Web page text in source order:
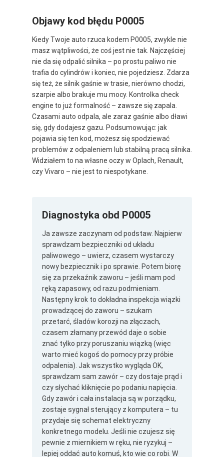
Objawy kod błędu P0005
Kiedy Twoje auto rzuca kodem P0005, zwykle nie
masz wątpliwości, że coś jest nie tak. Najczęściej
nie da się odpalić silnika – po prostu paliwo nie
trafia do cylindrów i koniec, nie pojedziesz. Zdarza
się też, że silnik gaśnie w trasie, nierówno chodzi,
szarpie albo brakuje mu mocy. Kontrolka check
engine to już formalność – zawsze się zapala.
Czasami auto odpala, ale zaraz gaśnie albo dławi
się, gdy dodajesz gazu. Podsumowując: jak
pojawia się ten kod, możesz się spodziewać
problemów z odpaleniem lub stabilną pracą silnika.
Widziałem to na własne oczy w Oplach, Renault,
czy Vivaro – nie jest to niespotykane.
Diagnostyka obd P0005
Ja zawsze zaczynam od podstaw. Najpierw
sprawdzam bezpieczniki od układu
paliwowego – uwierz, czasem wystarczy
nowy bezpiecznik i po sprawie. Potem biorę
się za przekaźnik zaworu – jeśli mam pod
ręką zapasowy, od razu podmieniam.
Następny krok to dokładna inspekcja wiązki
prowadzącej do zaworu – szukam
przetarć, śladów korozji na złączach,
czasem złamany przewód daje o sobie
znać tylko przy poruszaniu wiązką (więc
warto mieć kogoś do pomocy przy próbie
odpalenia). Jak wszystko wygląda OK,
sprawdzam sam zawór – czy dostaje prąd i
czy słychać kliknięcie po podaniu napięcia.
Gdy zawór i cała instalacja są w porządku,
zostaje sygnał sterujący z komputera – tu
przydaje się schemat elektryczny
konkretnego modelu. Jeśli nie czujesz się
pewnie z miernikiem w ręku, nie ryzykuj –
lepiej oddać auto komuś, kto wie co robi. W